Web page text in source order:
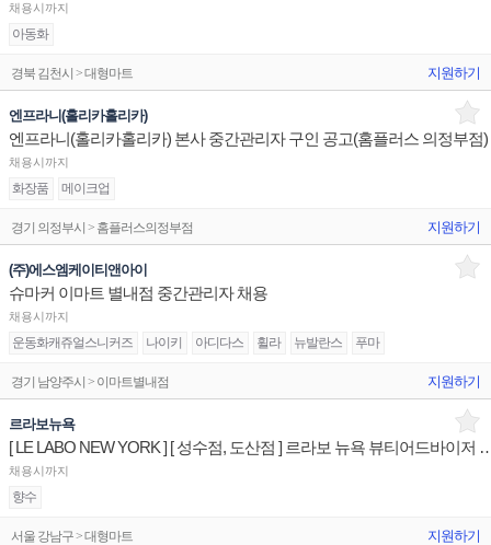
채용시까지
아동화
경북 김천시 > 대형마트 지원하기
엔프라니(홀리카홀리카)
엔프라니(홀리카홀리카) 본사 중간관리자 구인 공고(홈플러스 의정부점)
채용시까지
화장품 메이크업
경기 의정부시 > 홈플러스의정부점 지원하기
(주)에스엠케이티앤아이
슈마커 이마트 별내점 중간관리자 채용
채용시까지
운동화캐쥬얼스니커즈 나이키 아디다스 휠라 뉴발란스 푸마
경기 남양주시 > 이마트별내점 지원하기
르라보뉴욕
[ LE LABO NEW YORK ] [ 성수점, 도산점
채용시까지
향수
서울 강남구 > 대형마트 지원하기